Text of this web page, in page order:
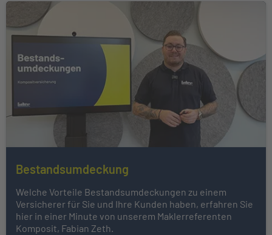
Bestandsumdeckung
Welche Vorteile Bestandsumdeckungen zu einem
Versicherer für Sie und Ihre Kunden haben, erfahren Sie
hier in einer Minute von unserem Maklerreferenten
Komposit, Fabian Zeth.